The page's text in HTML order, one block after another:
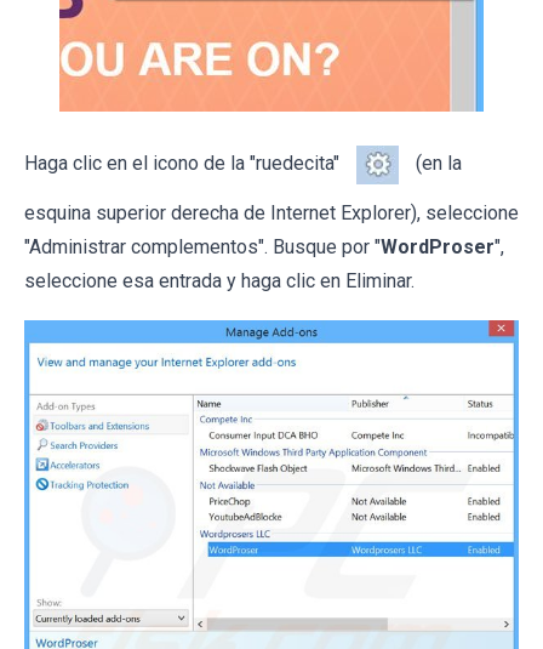
Haga clic en el icono de la "ruedecita" (en la
esquina superior derecha de Internet Explorer), seleccione
"Administrar complementos". Busque por "WordProser",
seleccione esa entrada y haga clic en Eliminar.